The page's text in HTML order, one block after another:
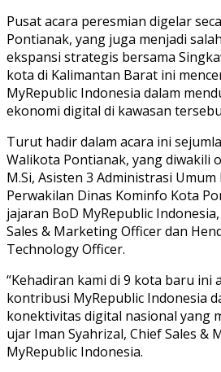
Pusat acara peresmian digelar
Pontianak, yang juga menjadi
ekspansi strategis bersama
kota di Kalimantan Barat ini
MyRepublic Indonesia dalam
ekonomi digital di kawasan
Turut hadir dalam acara ini
Walikota Pontianak, yang diwakili
M.Si, Asisten 3 Administrasi
Perwakilan Dinas Kominfo Kota
jajaran BoD MyRepublic
Sales & Marketing Officer dan
Technology Officer.
“Kehadiran kami di 9 kota baru ini
kontribusi MyRepublic Indonesia
konektivitas digital nasional yang
ujar Iman Syahrizal, Chief Sales &
MyRepublic Indonesia.